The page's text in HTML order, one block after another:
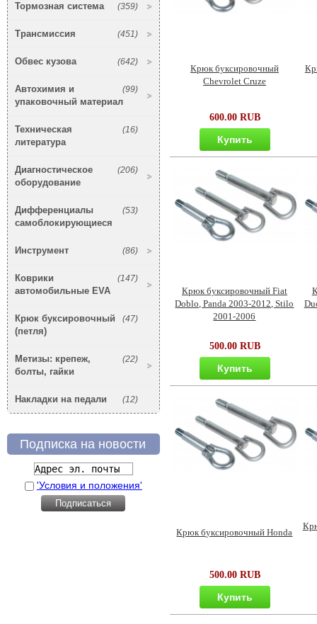
(359)
Тормозная система
(451)
Трансмиссия
(642)
Обвес кузова
(99)
Автохимия и
упаковочный материал
(16)
Техническая
литература
(206)
Диагностическое
оборудование
(53)
Дифференциалы
самоблокирующиеся
(86)
Инструмент
(147)
Коврики
автомобильные EVA
(47)
Крюк буксировочный
(петля)
(22)
Метизы: крепеж,
болты, гайки
(12)
Накладки на педали
Подписка на новости
'Условия и положения'
Крюк буксировочный
Chevrolet Cruze
600.00 RUB
Купить
Крюк буксировочный Fiat
Doblo, Panda 2003-2012, Stilo
2001-2006
500.00 RUB
Купить
Крюк буксировочный Honda
500.00 RUB
Купить